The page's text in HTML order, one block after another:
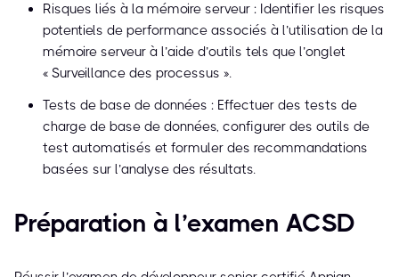
Risques liés à la mémoire serveur : Identifier les risques
potentiels de performance associés à l’utilisation de la
mémoire serveur à l’aide d’outils tels que l’onglet
« Surveillance des processus ».
Tests de base de données : Effectuer des tests de
charge de base de données, configurer des outils de
test automatisés et formuler des recommandations
basées sur l’analyse des résultats.
Préparation à l’examen ACSD